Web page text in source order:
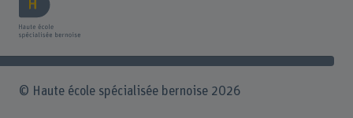
© Haute école spécialisée bernoise 2026